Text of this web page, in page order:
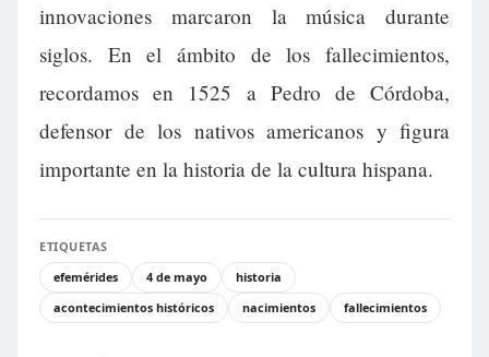
innovaciones marcaron la música durante
siglos. En el ámbito de los fallecimientos,
recordamos en 1525 a Pedro de Córdoba,
defensor de los nativos americanos y figura
importante en la historia de la cultura hispana.
ETIQUETAS
efemérides
4 de mayo
historia
acontecimientos históricos
nacimientos fallecimientos